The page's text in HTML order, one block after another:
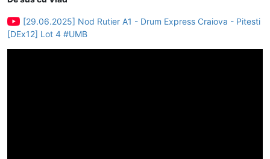
[29.06.2025] Nod Rutier A1 - Drum Express Craiova - Pitesti
[DEx12] Lot 4 #UMB